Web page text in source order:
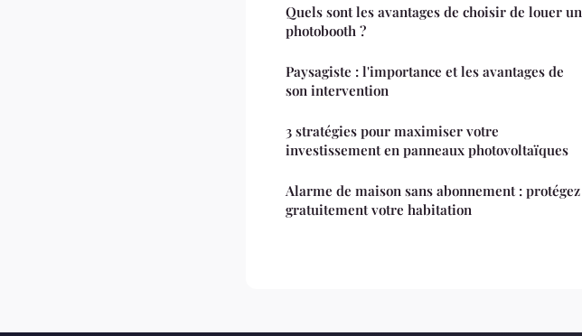
Quels sont les avantages de choisir de louer un
photobooth ?
Paysagiste : l'importance et les avantages de
son intervention
3 stratégies pour maximiser votre
investissement en panneaux photovoltaïques
Alarme de maison sans abonnement : protégez
gratuitement votre habitation